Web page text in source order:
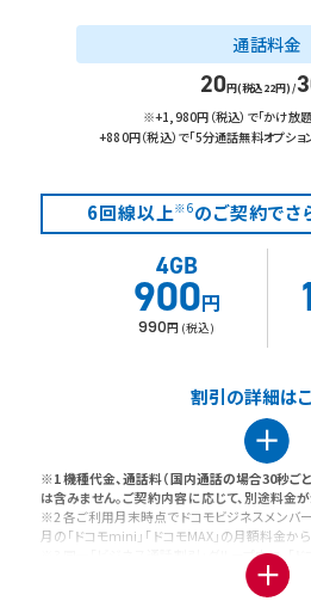
通話料金
20円(税込22円)/
※+1,980円（税込）で「かけ放
+880円（税込）で「5分通話無料オプショ
6回線以上※6のご契約でさ
4GB
900円
990円 (税込)
割引の詳細は
※1 機種代金、通話料（国内通話の場合30秒ご
は含みません。ご契約内容に応じて、別途料金
※2 各ご利用月末時点でドコモビジネスメンバ
月の「ドコモmini」「ドコモMAX」の月額料金か
※3 同一「ビジネス通話割引」グループ内に、「ド
と対になる携帯電話回線）が含まれており、当
料の課金が1回線以上あった場合、または同一